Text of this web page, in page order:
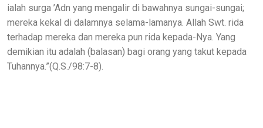
ialah surga ’Adn yang mengalir di bawahnya sungai-sungai;
mereka kekal di dalamnya selama-lamanya. Allah Swt. rida
terhadap mereka dan mereka pun rida kepada-Nya. Yang
demikian itu adalah (balasan) bagi orang yang takut kepada
Tuhannya.”(Q.S./98:7-8).